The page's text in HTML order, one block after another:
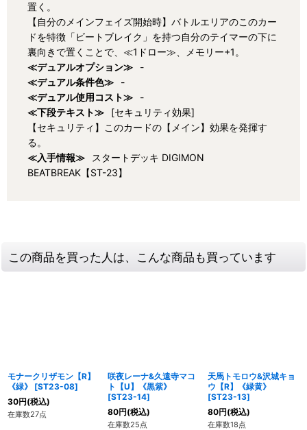
置く。
【自分のメインフェイズ開始時】バトルエリアのこのカー
ドを特徴「ビートブレイク」を持つ自分のテイマーの下に
裏向きで置くことで、≪1ドロー≫、メモリー+1。
≪デュアルオプション≫
-
≪デュアル条件色≫
-
≪デュアル使用コスト≫
-
≪下段テキスト≫
[セキュリティ効果]
【セキュリティ】このカードの【メイン】効果を発揮す
る。
≪入手情報≫
スタートデッキ DIGIMON
BEATBREAK【ST-23】
この商品を買った人は、こんな商品も買っています
モナークリザモン【R】
《緑》
[ST23-08]
30円(税込)
在庫数27点
咲夜レーナ&久遠寺マコ
ト【U】《黒紫》
[ST23-14]
80円(税込)
在庫数25点
天馬トモロウ&沢城キョ
ウ【R】《緑黄》
[ST23-13]
80円(税込)
在庫数18点